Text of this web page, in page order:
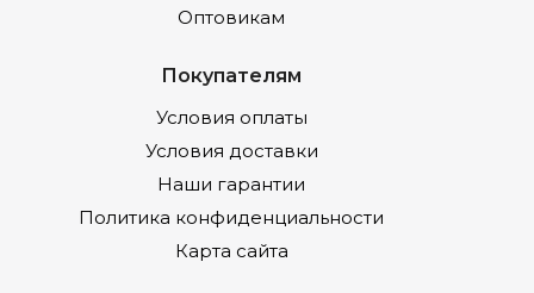
Оптовикам
Покупателям
Условия оплаты
Условия доставки
Наши гарантии
Политика конфиденциальности
Карта сайта